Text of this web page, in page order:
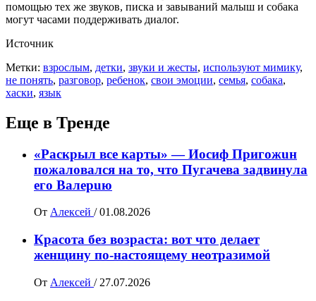
помощью тех же звуков, писка и завываний малыш и собака
могут часами поддерживать диалог.
Источник
Метки: взрослым, детки, звуки и жесты, используют мимику,
не понять, разговор, ребенок, свои эмоции, семья, собака,
хаски, язык
Еще в Тренде
«Раскрыл все карты» — Иосиф Пpигожuн
пожалoвался на то, что Пугачева задвинула
его Вaлepuю
От Алексей / 01.08.2026
Красота без возраста: вот что делает
женщину по-настоящему неотразимой
От Алексей / 27.07.2026